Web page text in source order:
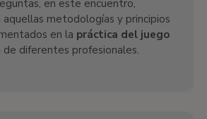
en este encuentro,
aquellas metodologías y principios
en la práctica del juego
de diferentes profesionales.